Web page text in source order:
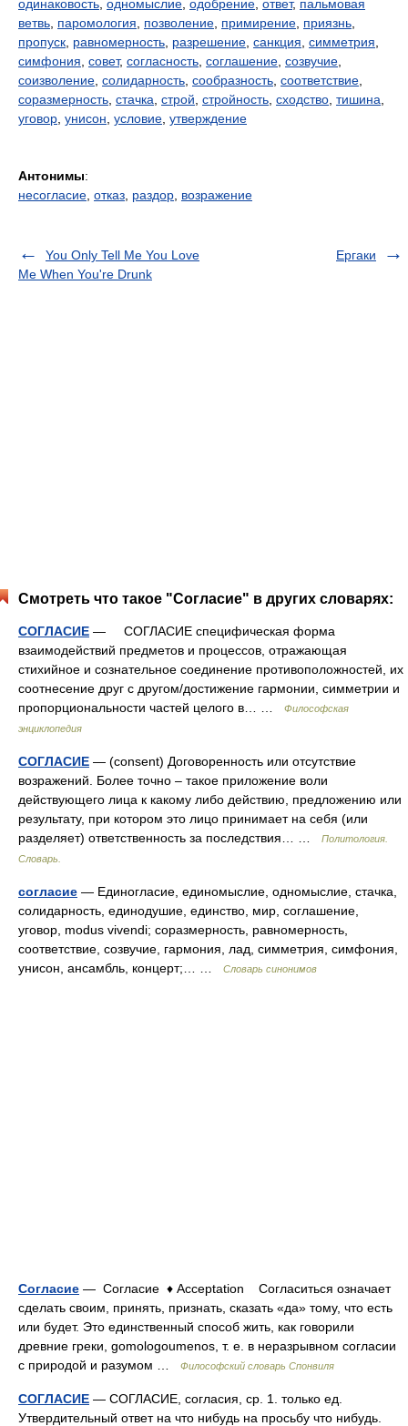
одинаковость одномыслие одобрение ответ, пальмовая
ветвь паромология позволение примирение приязнь
пропуск равномерность разрешение санкция симметрия
симфония совет, согласность соглашение созвучие
соизволение солидарность сообразность соответствие
соразмерность стачка строй стройность сходство тишина
уговор унисон условие утверждение
Антонимы:
несогласие отказ раздор возражение
You Only Tell Me You Love
Me When You're Drunk
Ергаки
Смотреть что такое "Согласие" в других словарях:
СОГЛАСИЕ — СОГЛАСИЕ специфическая форма
взаимодействий предметов и процессов, отражающая
стихийное и сознательное соединение противоположностей, их
соотнесение друг с другом/достижение гармонии, симметрии и
пропорциональности частей целого в… …
Философская
энциклопедия
СОГЛАСИЕ — (consent) Договоренность или отсутствие
возражений. Более точно – такое приложение воли
действующего лица к какому либо действию, предложению или
результату, при котором это лицо принимает на себя (или
разделяет) ответственность за последствия… …
Политология.
Словарь.
согласие — Единогласие, единомыслие, одномыслие, стачка,
солидарность, единодушие, единство, мир, соглашение,
уговор, modus vivendi; соразмерность, равномерность,
соответствие, созвучие, гармония, лад, симметрия, симфония,
унисон, ансамбль, концерт;… …
Словарь синонимов
Согласие — Согласие ♦ Acceptation Согласиться означает
сделать своим, принять, признать, сказать «да» тому, что есть
или будет. Это единственный способ жить, как говорили
древние греки, gomologoumenos, т. е. в неразрывном согласии
с природой и разумом …
Философский словарь Спонвиля
СОГЛАСИЕ — СОГЛАСИЕ, согласия, ср. 1. только ед.
Утвердительный ответ на что нибудь на просьбу что нибудь.